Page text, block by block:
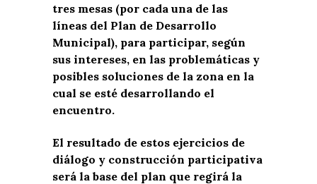
tres mesas (por cada una de las
líneas del Plan de Desarrollo
Municipal), para participar, según
sus intereses, en las problemáticas y
posibles soluciones de la zona en la
cual se esté desarrollando el
encuentro.
El resultado de estos ejercicios de
diálogo y construcción participativa
será la base del plan que regirá la